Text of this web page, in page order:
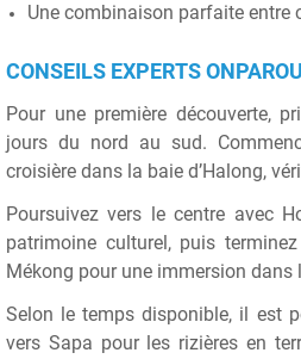
Une combinaison parfaite entre
CONSEILS EXPERTS ONPAROU
Pour une première découverte,
jours du nord au sud.
croisière dans la baie d’Halong,
Poursuivez vers le centre avec
patrimoine culturel, puis
Mékong pour une immersion dans
Selon le temps disponible, il est
vers Sapa pour les rizières en